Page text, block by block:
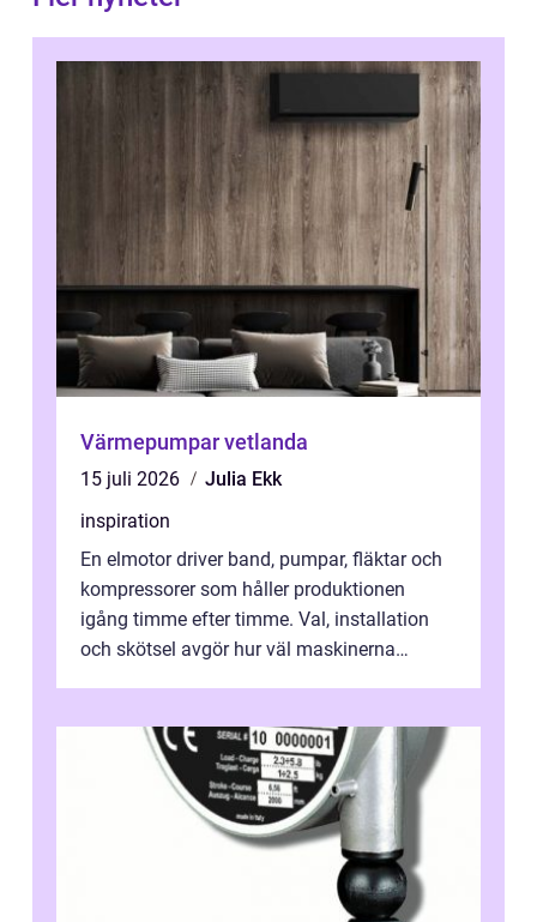
Värmepumpar vetlanda
15 juli 2026
Julia Ekk
inspiration
En elmotor driver band, pumpar, fläktar och
kompressorer som håller produktionen
igång timme efter timme. Val, installation
och skötsel avgör hur väl maskinerna